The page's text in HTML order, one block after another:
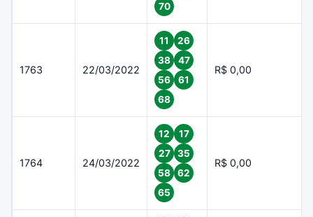
70
1763 22/03/2022
11
26
38
47
56
61
68
R$ 0,00
1764 24/03/2022
12
17
27
35
58
62
65
R$ 0,00